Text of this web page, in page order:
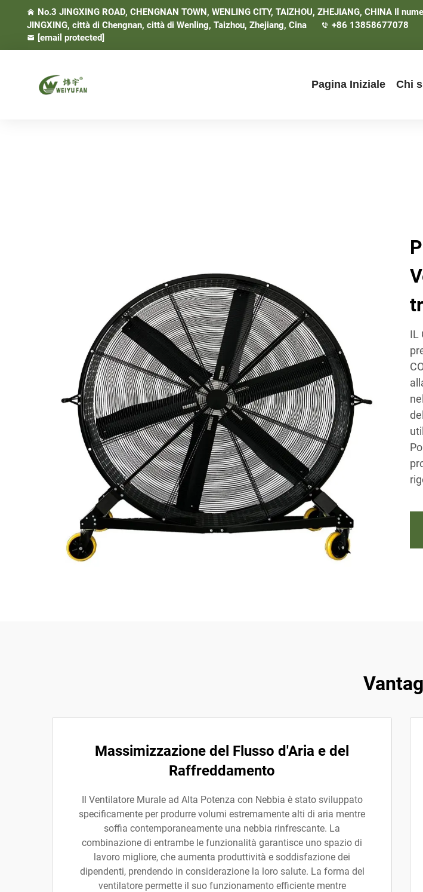
No.3 JINGXING ROAD, CHENGNAN TOWN, WENLING CITY, TAIZHOU, ZHEJIANG, CHINA Il
JINGXING, città di Chengnan, città di Wenling, Taizhou, Zhejiang, Cina
+86 13858677078
[email protected]
Pagina Iniziale Chi
IL
Massimizzazione del Flusso d'Aria e del
Raffreddamento
Il Ventilatore Murale ad Alta Potenza con Nebbia è stato sviluppato
specificamente per produrre volumi estremamente alti di aria mentre
soffia contemporaneamente una nebbia rinfrescante. La
combinazione di entrambe le funzionalità garantisce uno spazio di
lavoro migliore, che aumenta produttività e soddisfazione dei
dipendenti, prendendo in considerazione la loro salute. La forma del
ventilatore permette il suo funzionamento efficiente mentre